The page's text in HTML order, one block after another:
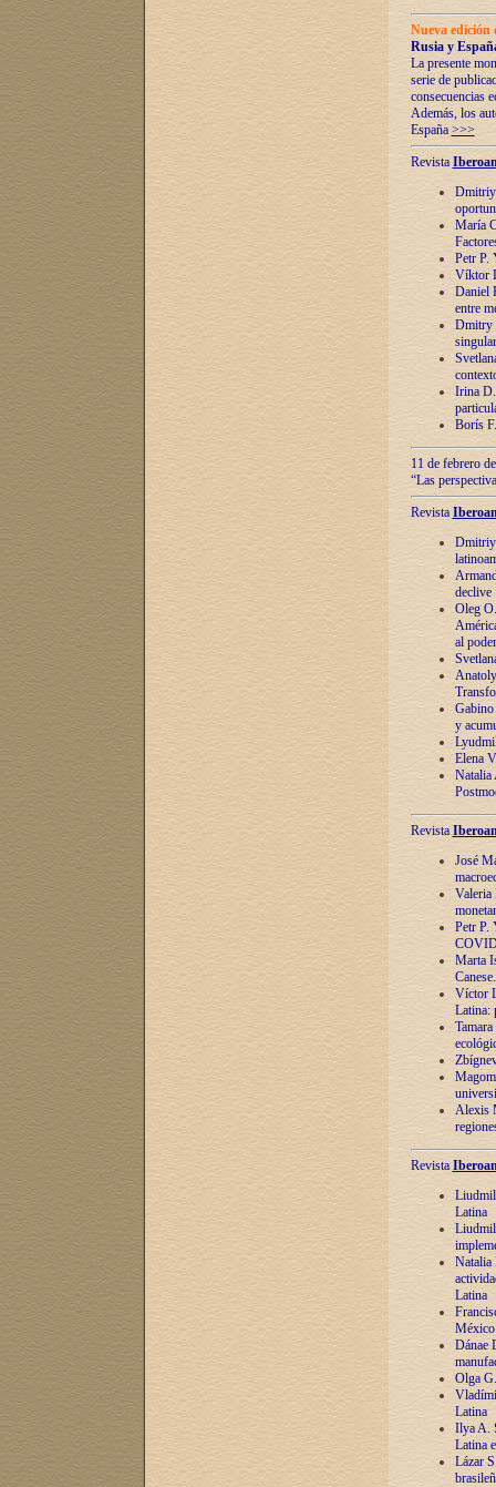
Nueva
Rusia y
La presente
serie de
consecuencias
Además, los
España >>>
Revista
Dmitriy
María
Petr P.
Víktor
Daniel
entre
Dmitry
Irina
Borís
11 de febrero
“Las
Revista
Dmitriy
declive
Oleg
al poder
y
Elena
Natalia
Revista
José
Valeria
Petr P.
Marta
Víctor
Latina:
Alexis
Revista
Latina
Natalia
Latina
México
Dánae
Olga
Latina
Ilya A.
Latina
Lázar